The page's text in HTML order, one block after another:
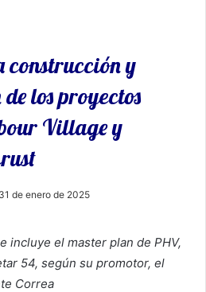
construcción y
los proyectos
Village y
31 de enero de 2025
incluye el master plan de PHV,
54, según su promotor, el
Correa